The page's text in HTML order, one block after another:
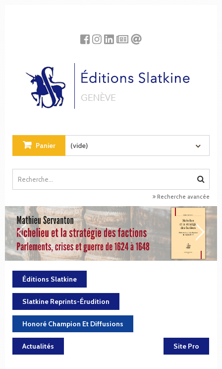
Panier (vide)
Recherche avancée
Éditions Slatkine
Slatkine Reprints-Érudition
Honoré Champion Et Diffusions
Actualités Site Pro